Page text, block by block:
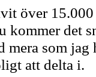
över 15.000
kommer det
som jag
att delta i.